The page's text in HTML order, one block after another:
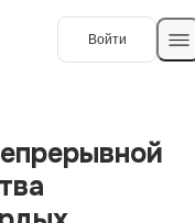
Войти